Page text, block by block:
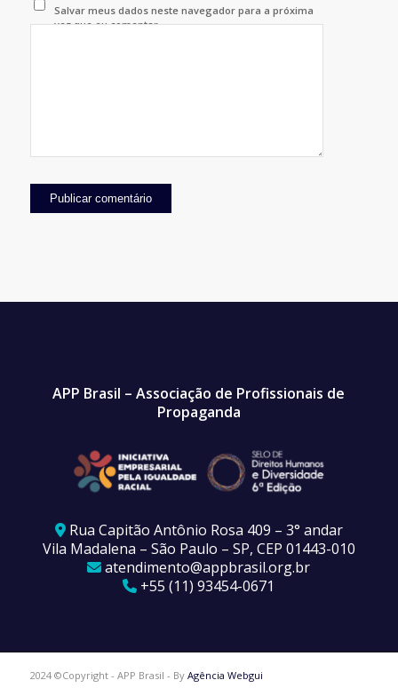
Salvar meus dados neste navegador para a próxima
vez que eu comentar.
APP Brasil – Associação de Profissionais de
Propaganda
Rua Capitão Antônio Rosa 409 – 3° andar
Vila Madalena – São Paulo – SP, CEP 01443-010
atendimento@appbrasil.org.br
+55 (11) 93454-0671
2024 ©Copyright - APP Brasil - By Agência Webgui